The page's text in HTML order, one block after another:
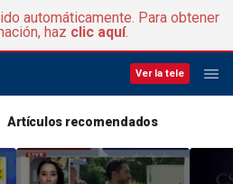
automáticamente. Para obtener
haz clic aquí.
Ver la tele
Artículos recomendados